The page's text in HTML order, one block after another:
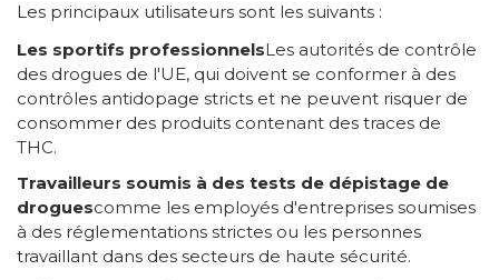
Les principaux utilisateurs sont les suivants :
Les sportifs professionnelsLes autorités de contrôle
des drogues de l'UE, qui doivent se conformer à des
contrôles antidopage stricts et ne peuvent risquer de
consommer des produits contenant des traces de
THC.
Travailleurs soumis à des tests de dépistage de
droguescomme les employés d'entreprises soumises
à des réglementations strictes ou les personnes
travaillant dans des secteurs de haute sécurité.